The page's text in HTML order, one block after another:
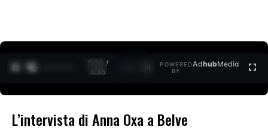
0:27 /
3:35
POWERED
BY
AdhubMedia
L’intervista di Anna Oxa a Belve